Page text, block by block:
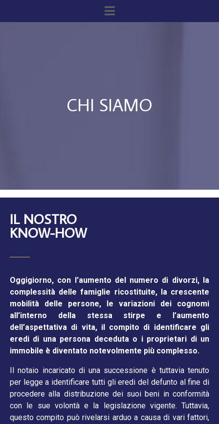
CHI SIAMO
IL NOSTRO
KNOW-HOW
Oggigiorno, con l’aumento del numero di divorzi, la
complessità delle famiglie ricostituite, la crescente
mobilità delle persone, le variazioni dei cognomi
all’interno della stessa stirpe e l’aumento
dell’aspettativa di vita, il compito di identificare gli
eredi di una persona deceduta o i proprietari di un
immobile è diventato notevolmente più complesso.
Il notaio incaricato di una successione è tuttavia tenuto
per legge a identificare tutti gli eredi del defunto al fine di
procedere alla distribuzione dei suoi beni in conformità
con le sue volontà e la legislazione vigente. Tuttavia,
questo compito può rivelarsi arduo a causa di vari fattori,